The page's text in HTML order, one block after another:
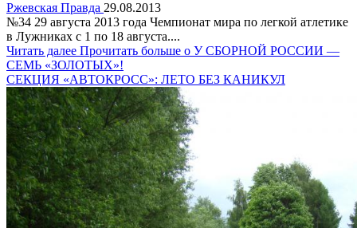
Ржевская Правда 29.08.2013
№34 29 августа 2013 года Чемпионат мира по легкой атлетике
в Лужниках с 1 по 18 августа....
Читать далее Прочитать больше о У СБОРНОЙ РОССИИ —
СЕМЬ «ЗОЛОТЫХ»!
СЕКЦИЯ «АВТОКРОСС»: ЛЕТО БЕЗ КАНИКУЛ